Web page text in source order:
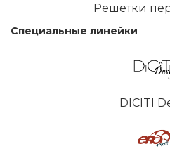
Решетки
Специальные линейки
DICITI